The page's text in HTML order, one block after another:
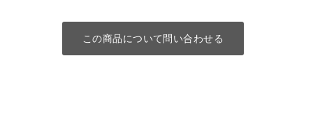
この商品について問い合わせる